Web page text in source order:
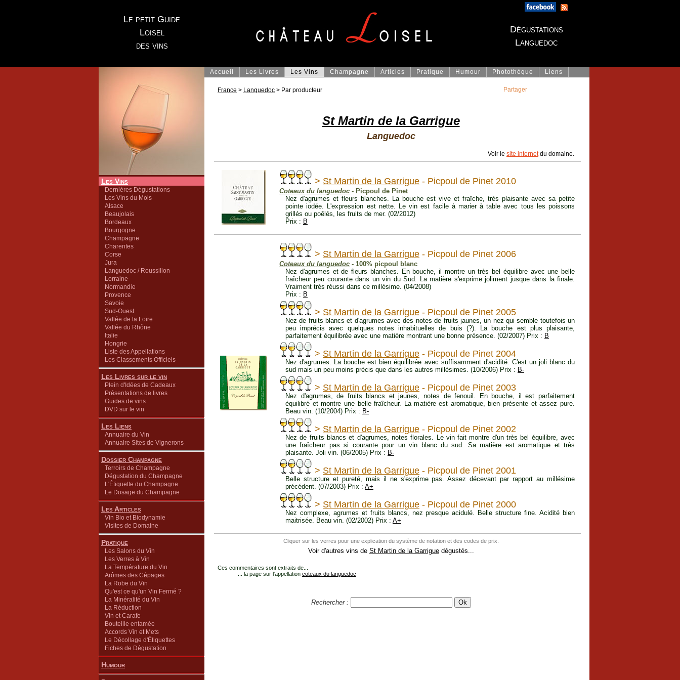
Le petit Guide
Loisel
des vins
Dégustations
Languedoc
Les Vins
Dernières Dégustations
Les Vins du Mois
Alsace
Beaujolais
Bordeaux
Bourgogne
Champagne
Charentes
Corse
Jura
Languedoc / Roussillon
Lorraine
Normandie
Provence
Savoie
Sud-Ouest
Vallée de la Loire
Vallée du Rhône
Italie
Hongrie
Liste des Appellations
Les Classements Officiels
Les Livres sur le vin
Plein d'Idées de Cadeaux
Présentations de livres
Guides de vins
DVD sur le vin
Les Liens
Annuaire du Vin
Annuaire Sites de Vignerons
Dossier Champagne
Terroirs de Champagne
Dégustation du Champagne
L'Étiquette du Champagne
Le Dosage du Champagne
Les Articles
Vin Bio et Biodynamie
Visites de Domaine
Pratique
Les Salons du Vin
Les Verres à Vin
La Température du Vin
Arômes des Cépages
La Robe du Vin
Qu'est ce qu'un Vin Fermé ?
La Minéralité du Vin
La Réduction
Vin et Carafe
Bouteille entamée
Accords Vin et Mets
Le Décollage d'Étiquettes
Fiches de Dégustation
Humour
Accueil Les Livres Les Vins Champagne Articles Pratique Humour Photothèque Liens
France > Languedoc > Par producteur
St Martin de la Garrigue
Languedoc
Voir le site internetdu domaine.
> St Martin de la Garrigue - Picpoul de Pinet 2010
Coteaux du languedoc - Picpoul de Pinet
Nez d'agrumes et fleurs blanches. La bouche est vive et fraîche, très plaisante avec sa petite
pointe iodée. L'expression est nette. Le vin est facile à marier à table avec tous les poissons
grillés ou poêlés, les fruits de mer. (02/2012)
Prix : B
> St Martin de la Garrigue - Picpoul de Pinet 2006
Coteaux du languedoc - 100% picpoul blanc
Nez d'agrumes et de fleurs blanches. En bouche, il montre un très bel équilibre avec une belle
fraîcheur peu courante dans un vin du Sud. La matière s'exprime joliment jusque dans la finale.
Vraiment très réussi dans ce millésime. (04/2008)
Prix : B
> St Martin de la Garrigue - Picpoul de Pinet 2005
Nez de fruits blancs et d'agrumes avec des notes de fruits jaunes, un nez qui semble toutefois un
peu imprécis avec quelques notes inhabituelles de buis (?). La bouche est plus plaisante,
parfaitement équilibrée avec une matière montrant une bonne présence. (02/2007) Prix : B
> St Martin de la Garrigue - Picpoul de Pinet 2004
Nez d'agrumes. La bouche est bien équilibrée avec suffisamment d'acidité. C'est un joli blanc du
sud mais un peu moins précis que dans les autres millésimes. (10/2006) Prix : B-
> St Martin de la Garrigue - Picpoul de Pinet 2003
Nez d'agrumes, de fruits blancs et jaunes, notes de fenouil. En bouche, il est parfaitement
équilibré et montre une belle fraîcheur. La matière est aromatique, bien présente et assez pure.
Beau vin. (10/2004) Prix : B-
> St Martin de la Garrigue - Picpoul de Pinet 2002
Nez de fruits blancs et d'agrumes, notes florales. Le vin fait montre d'un très bel équilibre, avec
une fraîcheur pas si courante pour un vin blanc du sud. Sa matière est aromatique et très
plaisante. Joli vin. (06/2005) Prix : B-
> St Martin de la Garrigue - Picpoul de Pinet 2001
Belle structure et pureté, mais il ne s'exprime pas. Assez décevant par rapport au millésime
précédent. (07/2003) Prix : A+
> St Martin de la Garrigue - Picpoul de Pinet 2000
Nez complexe, agrumes et fruits blancs, nez presque acidulé. Belle structure fine. Acidité bien
maitrisée. Beau vin. (02/2002) Prix : A+
Cliquer sur les verres pour une explication du système de notation et des codes de prix.
Voir d'autres vins de St Martin de la Garriguedégustés...
Ces commentaires sont extraits de...
... la page sur l'appellation coteaux du languedoc
Rechercher :
Partager